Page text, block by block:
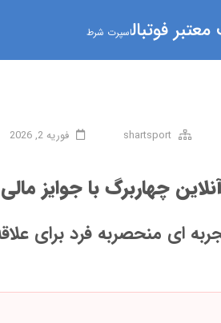
فوتبالاسپرت شرط
shartsport فوریه 2, 2026
چهاربرگ با جوایز مالی
ای منحصربه فرد برای